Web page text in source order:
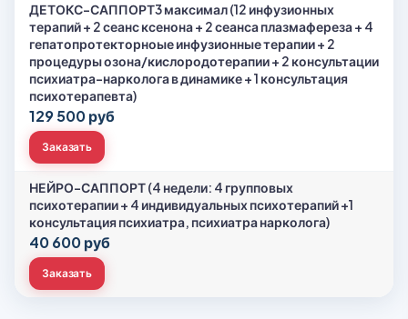
ДЕТОКС-САППОРТ3 максимал (12 инфузионных
терапий + 2 сеанс ксенона + 2 сеанса плазмафереза + 4
гепатопротекторноые инфузионные терапии + 2
процедуры озона/кислородотерапии + 2 консультации
психиатра-нарколога в динамике + 1 консультация
психотерапевта)
129 500 руб
Заказать
НЕЙРО-САППОРТ (4 недели: 4 групповых
психотерапии + 4 индивидуальных психотерапий +1
консультация психиатра, психиатра нарколога)
40 600 руб
Заказать